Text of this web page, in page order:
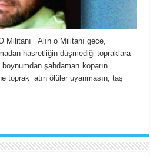
Militanı Alın o Militanı gece,
hasretliğin düşmediği topraklara
şahdamarı koparın.
atın ölüler uyanmasın, taş